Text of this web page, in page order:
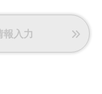
利用ください。
入力